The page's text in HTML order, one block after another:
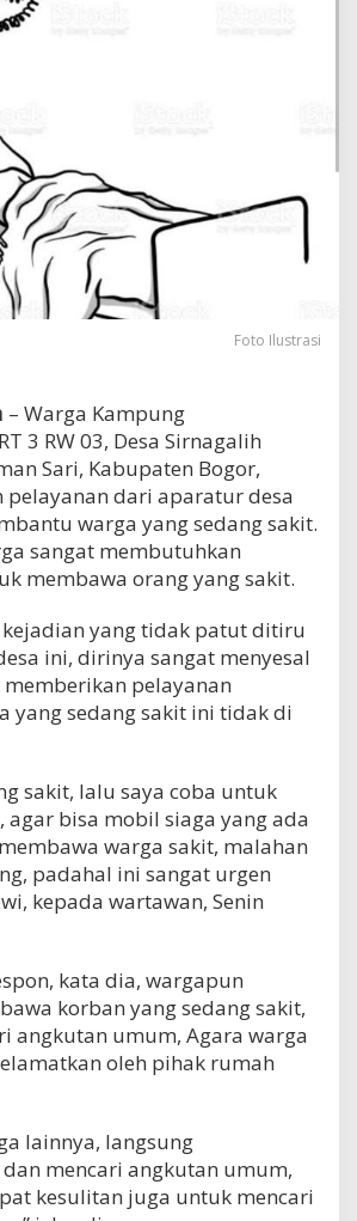
Foto Ilustrasi
– Warga Kampung
3 RW 03, Desa Sirnagalih
Sari, Kabupaten Bogor,
pelayanan dari aparatur desa
warga yang sedang sakit.
sangat membutuhkan
membawa orang yang sakit.
yang tidak patut ditiru
ini, dirinya sangat menyesal
pelayanan
yang sedang sakit ini tidak di
sakit, lalu saya coba untuk
bisa mobil siaga yang ada
warga sakit, malahan
padahal ini sangat urgen
kepada wartawan, Senin
kata dia, wargapun
korban yang sedang sakit,
angkutan umum, Agara warga
oleh pihak rumah
lainnya, langsung
mencari angkutan umum,
kesulitan juga untuk mencari